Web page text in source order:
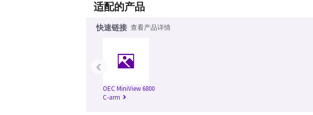
适配的产品
快速链接 查看产品详情
OEC MiniView 6800
C-arm
‹